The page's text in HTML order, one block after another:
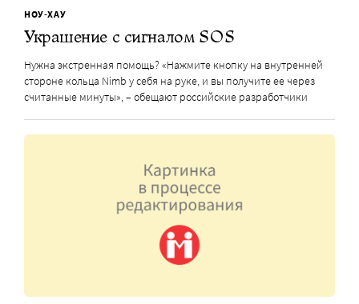
НОУ-ХАУ
Украшение с сигналом SOS
Нужна экстренная помощь? «Нажмите кнопку на внутренней
стороне кольца Nimb у себя на руке, и вы получите ее через
считанные минуты», – обещают российские разработчики